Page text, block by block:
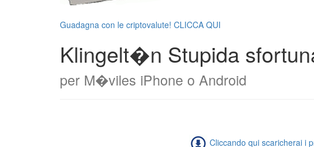
Guadagna con le criptovalute! CLICCA QUI
Klingelt�n Stupida
per M�viles iPhone o Android
Cliccando qui scaricherai i